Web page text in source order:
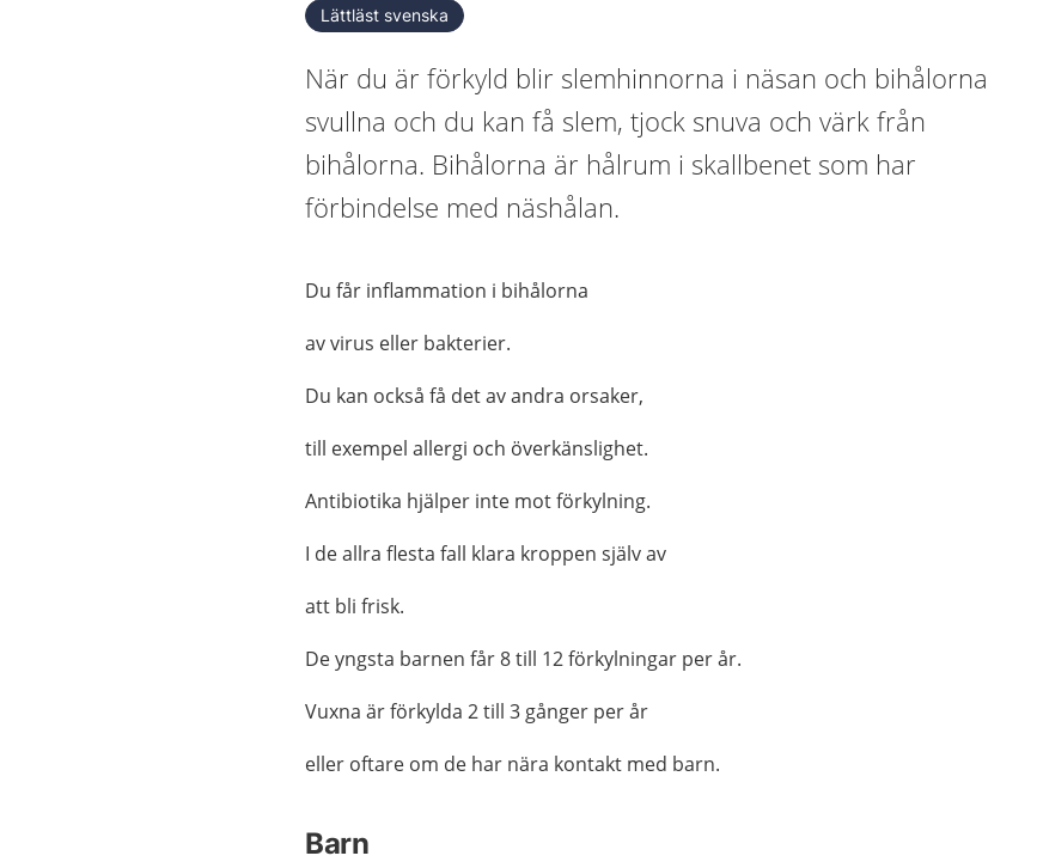
Lättläst svenska
När du är förkyld blir slemhinnorna i näsan och bihålorna
svullna och du kan få slem, tjock snuva och värk från
bihålorna. Bihålorna är hålrum i skallbenet som har
förbindelse med näshålan.
Du får inflammation i bihålorna
av virus eller bakterier.
Du kan också få det av andra orsaker,
till exempel allergi och överkänslighet.
Antibiotika hjälper inte mot förkylning.
I de allra flesta fall klara kroppen själv av
att bli frisk.
De yngsta barnen får 8 till 12 förkylningar per år.
Vuxna är förkylda 2 till 3 gånger per år
eller oftare om de har nära kontakt med barn.
Barn